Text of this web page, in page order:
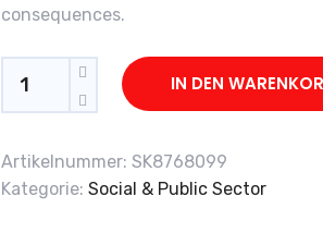
consequences.
Quantity
IN DEN
Artikelnummer: SK8768099
Kategorie: Social & Public Sector